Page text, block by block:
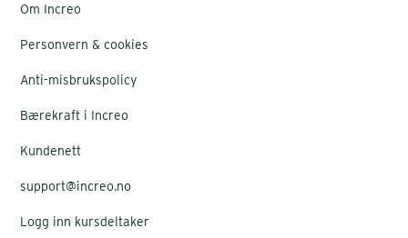
Om Increo
Personvern & cookies
Anti-misbrukspolicy
Bærekraft i Increo
Kundenett
support@increo.no
Logg inn kursdeltaker